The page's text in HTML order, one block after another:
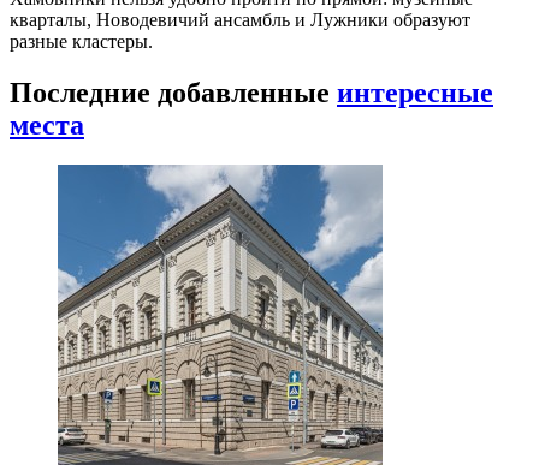
кварталы, Новодевичий ансамбль и Лужники образуют
разные кластеры.
Последние добавленные интересные
места